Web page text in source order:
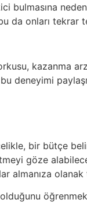
da onları tekrar
kazanma
deneyimi
bir bütçe
göze
almanıza olanak